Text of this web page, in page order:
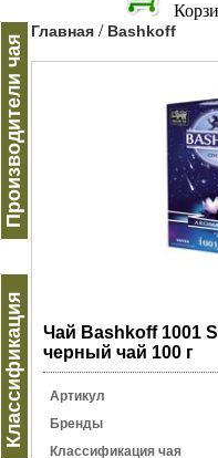
Производители чая
Классификация
Главная / Bashkoff
Чай Bashkoff 1001
черный чай 100 г
Артикул
Бренды
Классификация чая